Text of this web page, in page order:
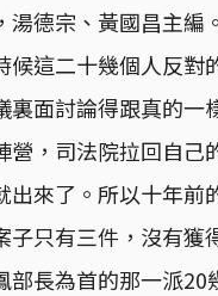
湯德宗、黃國昌主編
候這二十幾個人反對
裏面討論得跟真的一
營，司法院拉回自己
出來了。所以十年前
子只有三件，沒有獲
部長為首的那一派20